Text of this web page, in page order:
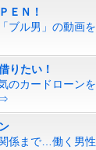
ＥＮ！
ブル男」の動画を
りたい！
のカードローンを
係まで…働く男性